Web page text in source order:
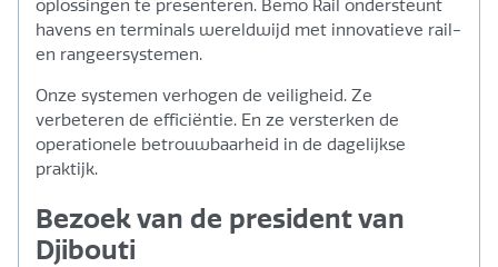
oplossingen te presenteren. Bemo Rail ondersteunt
havens en terminals wereldwijd met innovatieve rail-
en rangeersystemen.
Onze systemen verhogen de veiligheid. Ze
verbeteren de efficiëntie. En ze versterken de
operationele betrouwbaarheid in de dagelijkse
praktijk.
Bezoek van de president van
Djibouti